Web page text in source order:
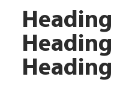
Heading
Heading
Heading